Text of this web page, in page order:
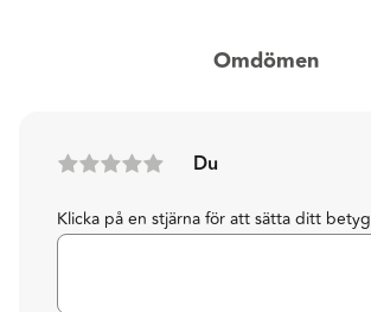
Omdömen
Du
Klicka på en stjärna för att sätta ditt betyg